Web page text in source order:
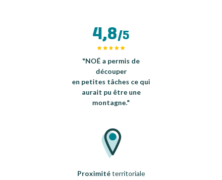
4,8/5
"NOÉ a permis de
découper
en petites tâches ce qui
aurait pu être une
montagne."
Proximitéterritoriale